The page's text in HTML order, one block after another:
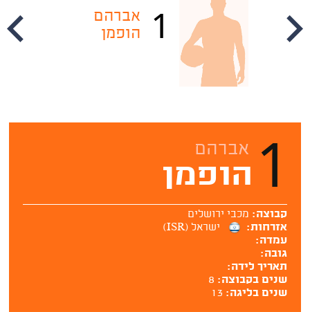
1
אברהם
הופמן
1 אברהם
הופמן
קבוצה: מכבי ירושלים
אזרחות:
ישראל (ISR)
עמדה:
גובה:
תאריך לידה:
שנים בקבוצה: 8
שנים בליגה: 13